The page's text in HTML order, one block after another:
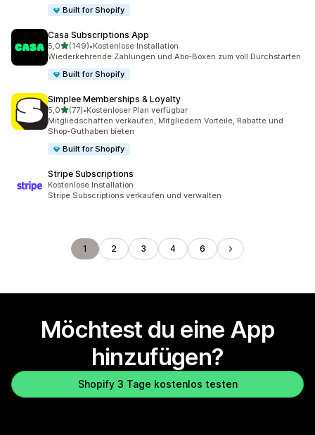
Built for Shopify
Casa Subscriptions App
5,0von 5 Sternen
(149)
149 Rezensionen insgesamt
•Kostenlose Installation
Wiederkehrende Zahlungen und Abo-Boxen zum voll Durchstarten
Built for Shopify
Simplee Memberships & Loyalty
5,0von 5 Sternen
(77)
77 Rezensionen insgesamt
•Kostenloser Plan verfügbar
Mitgliedschaften verkaufen, Mitgliedern Vorteile, Rabatte und
Shop-Guthaben bieten
Built for Shopify
Stripe Subscriptions
Kostenlose Installation
Stripe Subscriptions verkaufen und verwalten
1 2 3 4 6
Möchtest du eine App
hinzufügen?
Shopify 3 Tage kostenlos testen